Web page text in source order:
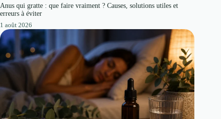
Anus qui gratte : que faire vraiment ? Causes, solutions utiles et
erreurs à éviter
1 août 2026